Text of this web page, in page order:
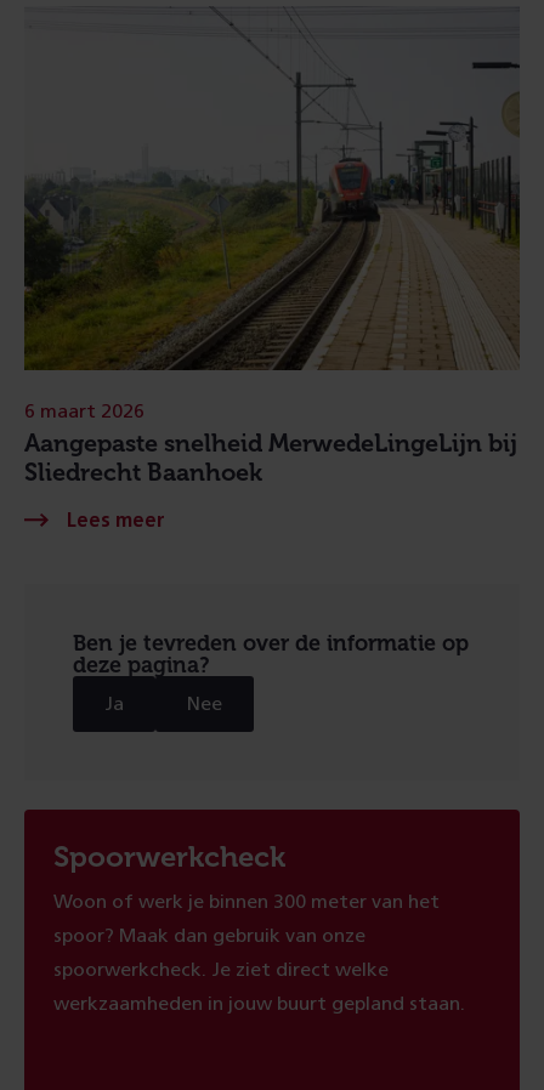
Aangepaste snelheid MerwedeLingeLijn bij
Sliedrecht Baanhoek
6 maart 2026
Ben je tevreden over de informatie op
deze pagina?
Ja Nee
Spoorwerkcheck
Woon of werk je binnen 300 meter van het
spoor? Maak dan gebruik van onze
spoorwerkcheck. Je ziet direct welke
werkzaamheden in jouw buurt gepland staan.